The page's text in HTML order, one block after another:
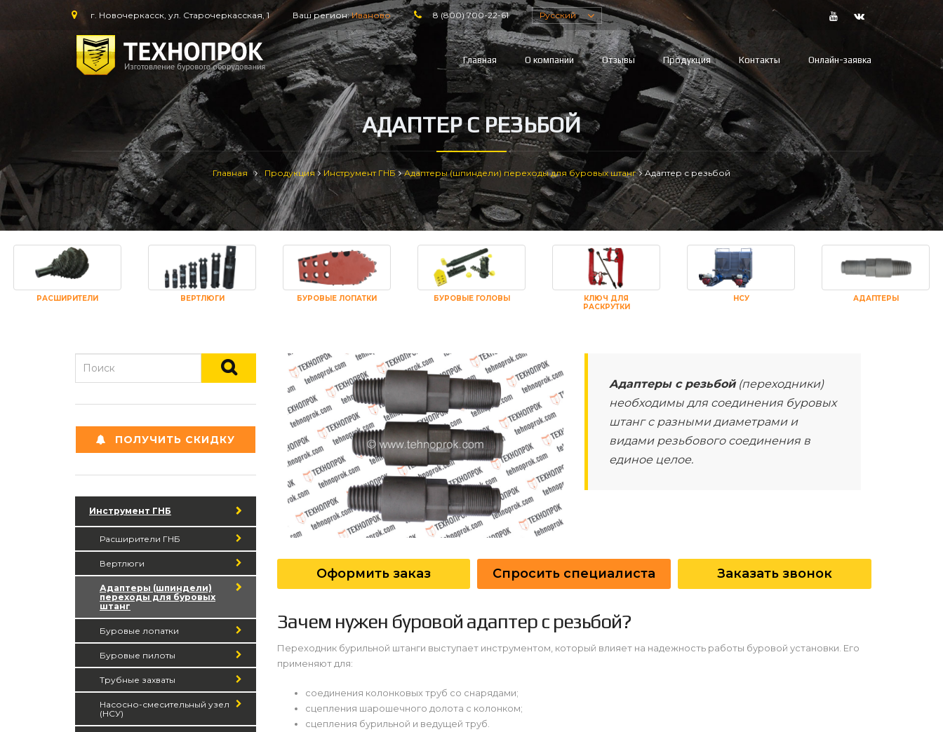
г. Новочеркасск, ул. Старочеркасская, 1 Ваш регион:Иваново 8 (800) 700-22-61 Русский
Главная О компании Отзывы Продукция Контакты Онлайн-заявка
АДАПТЕР С РЕЗЬБОЙ
Главная Продукция Инструмент ГНБ Адаптеры (шпиндели) переходы для буровых штанг Адаптер с резьбой
РАСШИРИТЕЛИ ВЕРТЛЮГИ БУРОВЫЕ ЛОПАТКИ БУРОВЫЕ ГОЛОВЫ
КЛЮЧ ДЛЯ
РАСКРУТКИ
НСУ АДАПТЕРЫ
Адаптеры с резьбой(переходники)
необходимы для соединения буровых
штанг с разными диаметрами и
видами резьбового соединения в
единое целое.
Оформить заказ Спросить специалиста Заказать звонок
Зачем нужен буровой адаптер с резьбой?
Переходник бурильной штанги выступает инструментом, который влияет на надежность работы буровой установки. Его
применяют для:
соединения колонковых труб со снарядами;
сцепления шарошечного долота с колонком;
сцепления бурильной и ведущей труб.
ПОЛУЧИТЬ СКИДКУ
Инструмент ГНБ
Расширители ГНБ
Вертлюги
Адаптеры (шпиндели)
переходы для буровых
штанг
Буровые лопатки
Буровые пилоты
Трубные захваты
Насосно-смесительный узел
(НСУ)